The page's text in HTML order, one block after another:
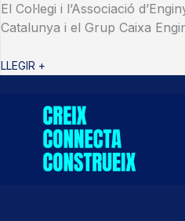
El Col·legi i l’Associació
Catalunya i el Grup Caixa
LLEGIR +